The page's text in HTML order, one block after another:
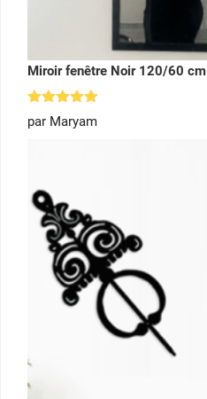
Miroir fenêtre Noir 120/60 cm
Note
sur 5
par Maryam